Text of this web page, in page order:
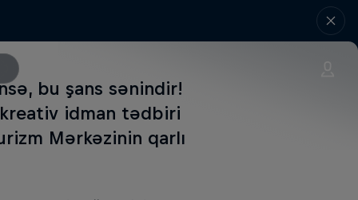
bu şans sənindir!
idman tədbiri
Mərkəzinin qarlı